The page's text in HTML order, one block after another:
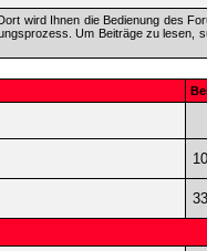
wird Ihnen die Bedienung des
Um Beiträge zu lesen,